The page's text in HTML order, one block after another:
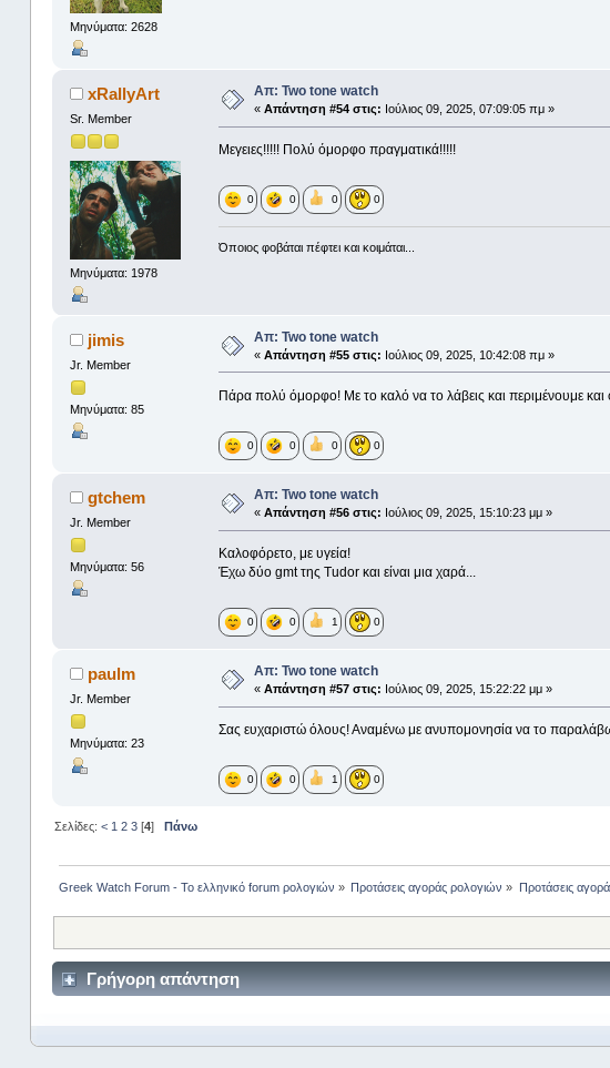
Μηνύματα: 2628
xRallyArt
Sr. Member
Μηνύματα: 1978
Απ: Two tone watch
« Απάντηση #54 στις: Ιούλιος 09, 2025, 07:09:05 πμ »
Μεγειες!!!!! Πολύ όμορφο πραγματικά!!!!!
0 0 0 0
Όποιος φοβάται πέφτει και κοιμάται...
jimis
Jr. Member
Μηνύματα: 85
Απ: Two tone watch
« Απάντηση #55 στις: Ιούλιος 09, 2025, 10:42:08 πμ »
Πάρα πολύ όμορφο! Με το καλό να το λάβεις και περιμένουμε
0 0 0 0
gtchem
Jr. Member
Μηνύματα: 56
Απ: Two tone watch
« Απάντηση #56 στις: Ιούλιος 09, 2025, 15:10:23 μμ »
Καλοφόρετο, με υγεία!
Έχω δύο gmt της Tudor και είναι μια χαρά...
0 0 1 0
paulm
Jr. Member
Μηνύματα: 23
Απ: Two tone watch
« Απάντηση #57 στις: Ιούλιος 09, 2025, 15:22:22 μμ »
Σας ευχαριστώ όλους! Αναμένω με ανυπομονησία να το
0 0 1 0
Σελίδες:< 1 2 3 [4]
Πάνω
Greek Watch Forum - Το ελληνικό forum ρολογιών » Προτάσεις αγοράς ρολογιών » Προτάσεις
Γρήγορη απάντηση